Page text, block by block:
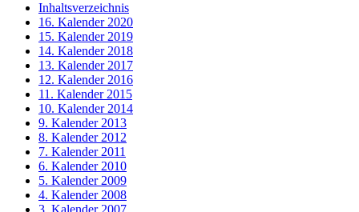
Inhaltsverzeichnis
16. Kalender 2020
15. Kalender 2019
14. Kalender 2018
13. Kalender 2017
12. Kalender 2016
11. Kalender 2015
10. Kalender 2014
9. Kalender 2013
8. Kalender 2012
7. Kalender 2011
6. Kalender 2010
5. Kalender 2009
4. Kalender 2008